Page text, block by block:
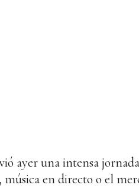
ayer una intensa
en directo o el